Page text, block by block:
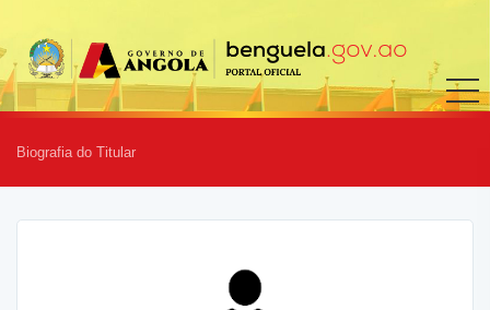
Biografia do Titular